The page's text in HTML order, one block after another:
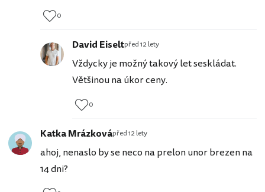
0
David Eiseltpřed 12 lety
Vždycky je možný takový let seskládat.
Většinou na úkor ceny.
0
Katka Mrázkovápřed 12 lety
ahoj, nenaslo by se neco na prelon unor brezen na
14 dni?